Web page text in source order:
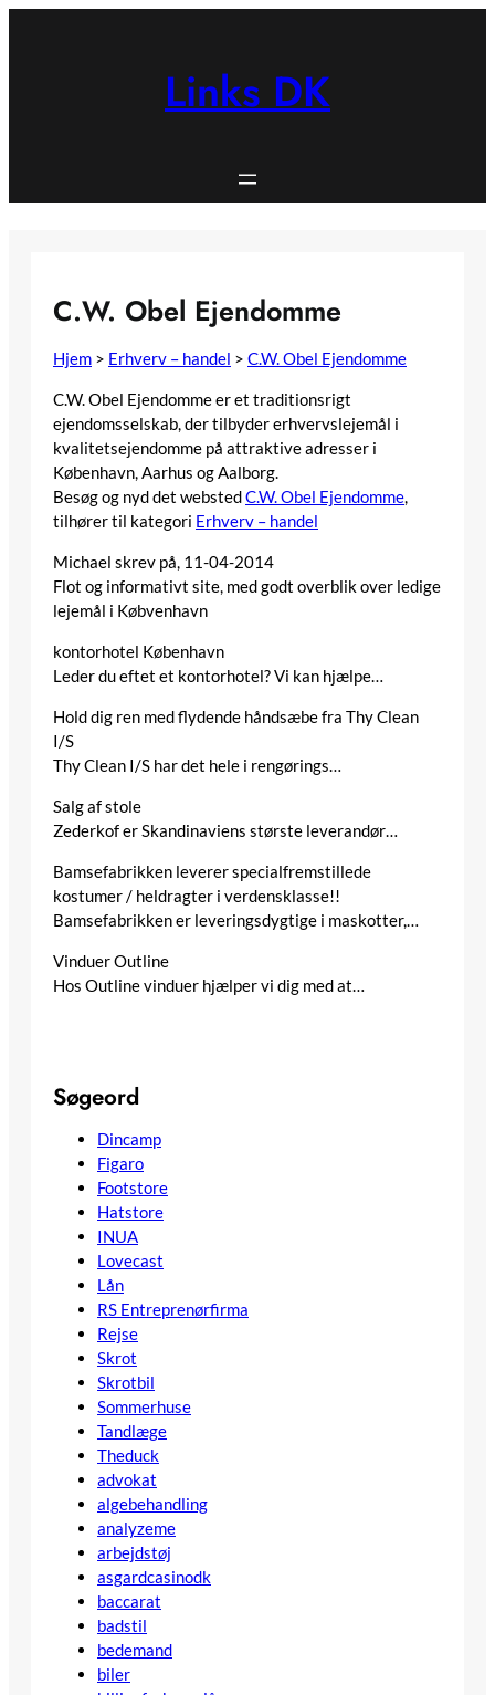
Links DK
C.W. Obel Ejendomme
Hjem > Erhverv – handel > C.W. Obel Ejendomme
C.W. Obel Ejendomme er et traditionsrigt
ejendomsselskab, der tilbyder erhvervslejemål i
kvalitetsejendomme på attraktive adresser i
København, Aarhus og Aalborg.
Besøg og nyd det webstedC.W. Obel Ejendomme
tilhører til kategori Erhverv – handel
Michael skrev på, 11-04-2014
Flot og informativt site, med godt overblik over ledige
lejemål i Købvenhavn
kontorhotel København
Leder du eftet et kontorhotel? Vi kan hjælpe…
Hold dig ren med flydende håndsæbe fra Thy Clean
I/S
Thy Clean I/S har det hele i rengørings…
Salg af stole
Zederkof er Skandinaviens største leverandør…
Bamsefabrikken leverer specialfremstillede
kostumer / heldragter i verdensklasse!!
Bamsefabrikken er leveringsdygtige i maskotter,…
Vinduer Outline
Hos Outline vinduer hjælper vi dig med at…
Søgeord
Dincamp
Figaro
Footstore
Hatstore
INUA
Lovecast
Lån
RS Entreprenørfirma
Rejse
Skrot
Skrotbil
Sommerhuse
Tandlæge
Theduck
advokat
algebehandling
analyzeme
arbejdstøj
asgardcasinodk
baccarat
badstil
bedemand
biler